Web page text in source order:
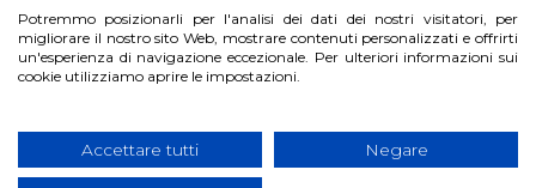
HM4X4 FAQ Centri assistenza Invia una foto
Account Registrati Accedi
Potremmo posizionarli per l'analisi dei dati dei nostri visitatori, per
migliorare il nostro sito Web, mostrare contenuti personalizzati e offrirti
un'esperienza di navigazione eccezionale. Per ulteriori informazioni sui
cookie utilizziamo aprire le impostazioni.
Accettare tutti Negare